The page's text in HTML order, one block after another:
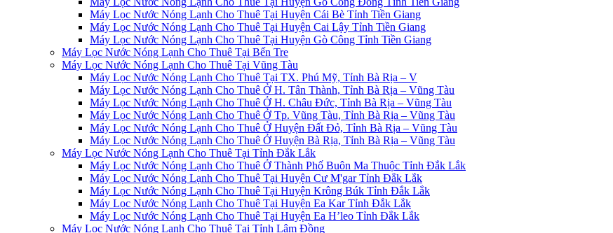
Máy Lọc Nước Nóng Lạnh Cho Thuê Tại Huyện Cái Bè Tỉnh Tiền Giang
Máy Lọc Nước Nóng Lạnh Cho Thuê Tại Huyện Cai Lậy Tỉnh Tiền Giang
Máy Lọc Nước Nóng Lạnh Cho Thuê Tại Huyện Gò Công Tỉnh Tiền Giang
Máy Lọc Nước Nóng Lạnh Cho Thuê Tại Bến Tre
Máy Lọc Nước Nóng Lạnh Cho Thuê Tại Vũng Tàu
Máy Lọc Nước Nóng Lạnh Cho Thuê Tại TX. Phú Mỹ, Tỉnh Bà Rịa – V
Máy Lọc Nước Nóng Lạnh Cho Thuê Ở H. Tân Thành, Tỉnh Bà Rịa – Vũng Tàu
Máy Lọc Nước Nóng Lạnh Cho Thuê Ở H. Châu Đức, Tỉnh Bà Rịa – Vũng Tàu
Máy Lọc Nước Nóng Lạnh Cho Thuê Ở Tp. Vũng Tàu, Tỉnh Bà Rịa – Vũng Tàu
Máy Lọc Nước Nóng Lạnh Cho Thuê Ở Huyện Đất Đỏ, Tỉnh Bà Rịa – Vũng Tàu
Máy Lọc Nước Nóng Lạnh Cho Thuê Ở Huyện Bà Rịa, Tỉnh Bà Rịa – Vũng Tàu
Máy Lọc Nước Nóng Lạnh Cho Thuê Tại Tỉnh Đắk Lắk
Máy Lọc Nước Nóng Lạnh Cho Thuê Ở Thành Phố Buôn Ma Thuộc Tỉnh Đắk Lắk
Máy Lọc Nước Nóng Lạnh Cho Thuê Tại Huyện Cư M'gar Tỉnh Đắk Lắk
Máy Lọc Nước Nóng Lạnh Cho Thuê Tại Huyện Krông Búk Tỉnh Đắk Lắk
Máy Lọc Nước Nóng Lạnh Cho Thuê Tại Huyện Ea Kar Tỉnh Đắk Lắk
Máy Lọc Nước Nóng Lạnh Cho Thuê Tại Huyện Ea H’leo Tỉnh Đắk Lắk
Máy Lọc Nước Nóng Lạnh Cho Thuê Tại Tỉnh Lâm Đồng